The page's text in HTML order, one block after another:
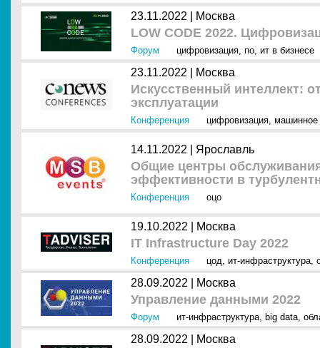
23.11.2022 | Москва
LOW CODE 2022.
Форум цифровизация, по, ит в бизнесе
23.11.2022 | Москва
Искусственный интеллект:
эксплуатации
Конференция цифровизация, машинное
14.11.2022 | Ярославль
Общие центры
эффективности в
Конференция оцо
19.10.2022 | Москва
IT Infrastructure Day 2022
Конференция цод, ит-инфраструктура,
28.09.2022 | Москва
Управление данными 2022
Форум ит-инфраструктура, big data,
28.09.2022 | Москва